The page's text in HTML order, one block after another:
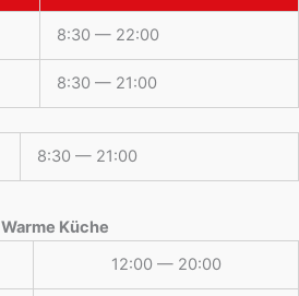
8:30 — 22:00
8:30 — 21:00
8:30 — 21:00
Warme Küche
12:00 — 20:00